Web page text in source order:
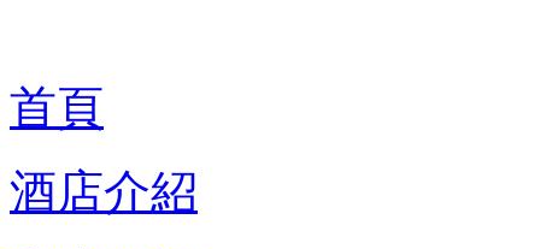
首頁
酒店介紹